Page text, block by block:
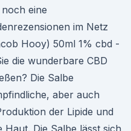
eine
im Netz
Hooy) 50ml 1% cbd -
die wunderbare CBD
Die Salbe
aber auch
der Lipide und
Die Salbe lässt sich